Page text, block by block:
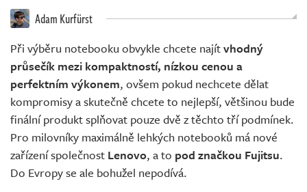
Adam Kurfürst
Při výběru notebooku obvykle chcete najítvhodný
průsečík mezi kompaktností, nízkou cenou a
perfektním výkonem, ovšem pokud nechcete dělat
kompromisy a skutečně chcete to nejlepší, většinou bude
finální produkt splňovat pouze dvě z těchto tří podmínek.
Pro milovníky maximálně lehkých notebooků má nové
zařízení společnost Lenovo, a to pod značkou Fujitsu.
Do Evropy se ale bohužel nepodívá.